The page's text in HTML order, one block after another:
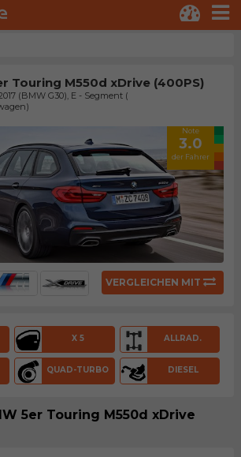
Touring M550d xDrive (400PS)
(BMW G30), E - Segment (
Note
3.0
der Fahrer
VERGLEICHEN MIT
X 5 ALLRAD.
QUAD-TURBO DIESEL
5er Touring M550d xDrive